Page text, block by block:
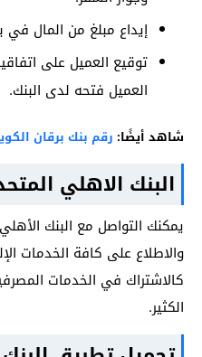
إيداع مبلغ من المال
توقيع العميل على
العميل فتحه لدى البنك.
شاهد أيضًا: رقم بنك برقان
البنك الاهلي
يمكنك التواصل مع البنك
والاطلاع على كافة الخدمات
كالاشتراك في الخدمات
الكثير.